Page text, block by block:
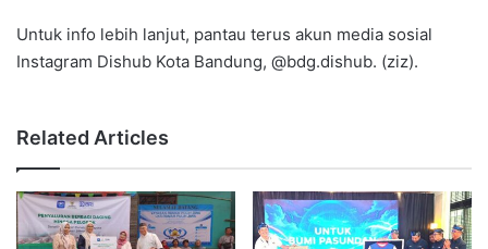
Untuk info lebih lanjut, pantau terus akun media sosial
Instagram Dishub Kota Bandung, @bdg.dishub. (ziz).
Related Articles